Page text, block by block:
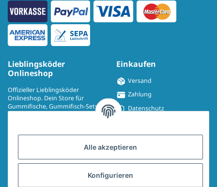
Alle akzeptieren
Konfigurieren
Lieblingsköder
Onlineshop
Offizieller Lieblingsköder
Onlineshop. Dein Store für
Gummifische, Gummifisch-Sets,
Einkaufen
Versand
Zahlung
Datenschutz
Widerrufsrecht
AGB
Sitemap
Widerrufsformular